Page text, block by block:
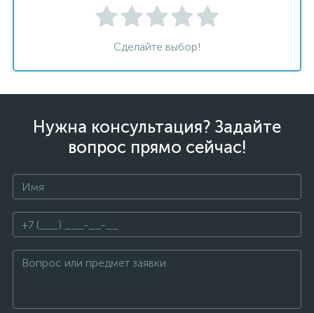
Сделайте выбор!
Нужна консультация? Задайте
вопрос прямо сейчас!